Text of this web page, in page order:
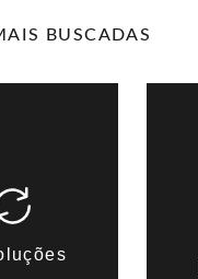
BUSCADAS